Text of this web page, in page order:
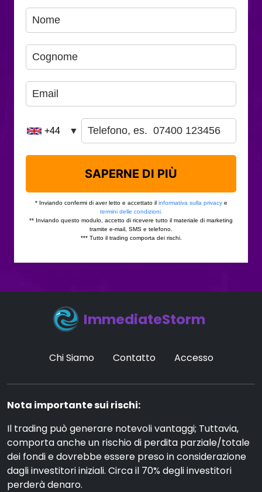
ImmediateStorm
Chi Siamo Contatto Accesso
Nota importante sui rischi:
Il trading può generare notevoli vantaggi; Tuttavia,
comporta anche un rischio di perdita parziale/totale
dei fondi e dovrebbe essere preso in considerazione
dagli investitori iniziali. Circa il 70% degli investitori
perderà denaro.